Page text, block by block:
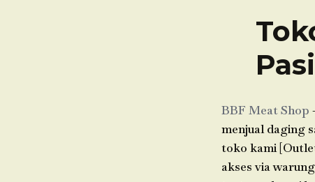
BBF Meat Shop
menjual daging
toko kami
akses via